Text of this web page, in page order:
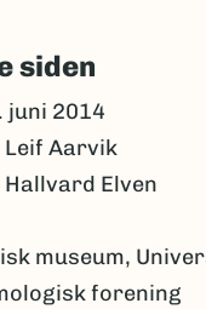
siden
juni 2014
Leif Aarvik
Hallvard Elven
museum,
forening